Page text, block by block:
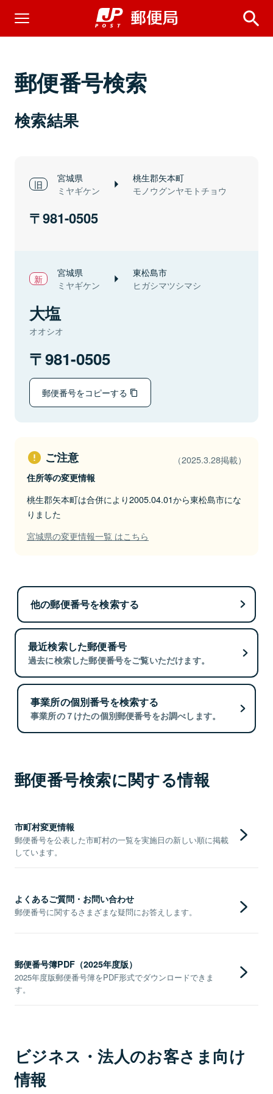
郵便番号検索
検索結果
宮城県
ミヤギケン
桃生郡矢本町
モノウグンヤモトチョウ
981-0505
宮城県
ミヤギケン
東松島市
ヒガシマツシマシ
大塩
オオシオ
981-0505
郵便番号をコピーする
ご注意 （2025.3.28掲載）
住所等の変更情報
桃生郡矢本町は合併により2005.04.01から東松島市にな
りました
宮城県の変更情報一覧 はこちら
他の郵便番号を検索する
最近検索した郵便番号
過去に検索した郵便番号をご覧いただけます。
事業所の個別番号を検索する
事業所の７けたの個別郵便番号をお調べします。
郵便番号検索に関する情報
市町村変更情報
郵便番号を公表した市町村の一覧を実施日の新しい順に掲載
しています。
よくあるご質問・お問い合わせ
郵便番号に関するさまざまな疑問にお答えします。
郵便番号簿PDF（2025年度版）
2025年度版郵便番号簿をPDF形式でダウンロードできま
す。
ビジネス・法人のお客さま向け
情報